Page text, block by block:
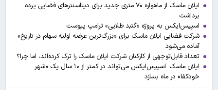
ایلان ماسک از ماهواره ۷۰ متری جدید برای دیتاسنترهای فضایی پرده
برداشت
اسپیس‌ایکس به پروژه «گنبد طلایی» ترامپ پیوست
شرکت فضایی ایلان ماسک برای «بزرگ‌ترین عرضه اولیه سهام در تاریخ»
آماده می‌شود
تعداد قابل‌توجهی از کارکنان شرکت ایلان ماسک را ترک کرده‌اند، اما چرا؟
ایلان ماسک: اسپیس‌ایکس می‌تواند در کمتر از ۱۰ سال یک «شهر
خودکفا» در ماه بسازد